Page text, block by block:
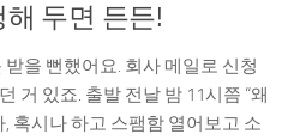
해 두면 든든!
을 뻔했어요. 회사 메일로 신청
거 있죠. 출발 전날 밤 11시쯤 “왜
혹시나 하고 스팸함 열어보고 소